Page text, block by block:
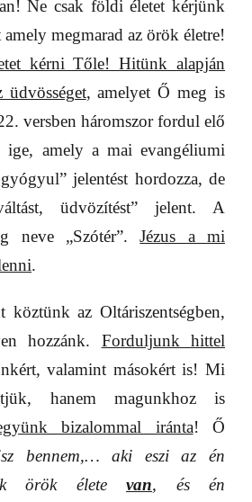
Ne csak földi életet kérjünk
megmarad az örök életre!
kérni Tőle! Hitünk alapján
üdvösséget, amelyet Ő meg is
versben háromszor fordul elő
ige, amely a mai evangéliumi
jelentést hordozza, de
üdvözítést” jelent. A
neve „Szótér”.Jézus a mi
.
köztünk az Oltáriszentségben,
hozzánk. Forduljunk hittel
valamint másokért is! Mi
hanem magunkhoz is
bizalommal iránta! Ő
bennem,… aki eszi az én
örök élete van, és én